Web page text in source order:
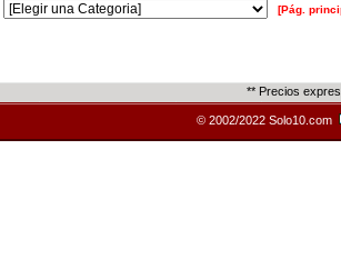
[Pág.
** Precios
© 2002/2022 Solo10.com